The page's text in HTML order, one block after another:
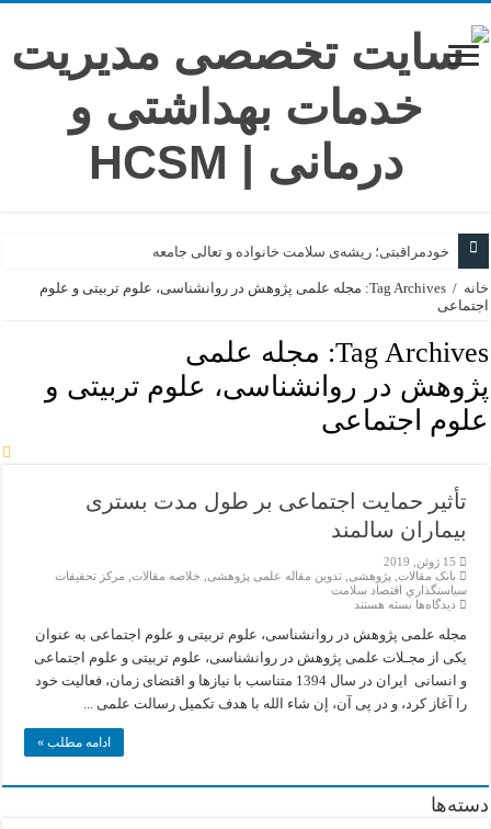
خودمراقبتی؛ ریشه‌ی سلامت خانواده و تعالی جامعه
سفری از فتوا تا زندگی؛ روایت گام‌های بلند
تلاقی تخصص؛ از همگرایی تا هم‌افزایی در نظام سلامت
در خاکسپاریِ یک کوه
خانه /
Tag Archives: مجله علمی پژوهش در روانشناسی، علوم تربیتی و علوم
اجتماعی
Tag Archives: مجله علمی
پژوهش در روانشناسی، علوم تربیتی و
علوم اجتماعی
تأثیر حمایت اجتماعی بر طول مدت بستری
بیماران سالمند
15 ژوئن, 2019
بانک مقالات پژوهشی ,تدوین مقاله علمی پژوهشی خلاصه مقالات مركز تحقيقات
سياستگذاري اقتصاد سلامت
دیدگاه‌ها برای
حمایت
اجتماعی
بر
طول
مدت
بستری
بیماران
بسته هستند
مجله علمی پژوهش در روانشناسی، علوم تربیتی و علوم اجتماعی به عنوان
یکی از مجـلات علمی پژوهش در روانشناسی، علوم تربیتی و علوم اجتماعی
و انسانی ایران در سال 1394 متناسب با نیازها و اقتضای زمان، فعالیت خود
را آغاز کرد، و در پی آن، إن شاء الله با هدف تکمیل رسالت علمی ...
ادامه مطلب »
دسته‌ها